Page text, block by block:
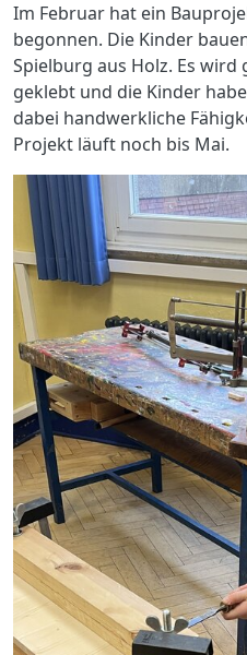
Im Februar hat ein
begonnen. Die Kinder
Spielburg aus Holz. Es
geklebt und die Kinder
dabei handwerkliche
Projekt läuft noch bis Mai.